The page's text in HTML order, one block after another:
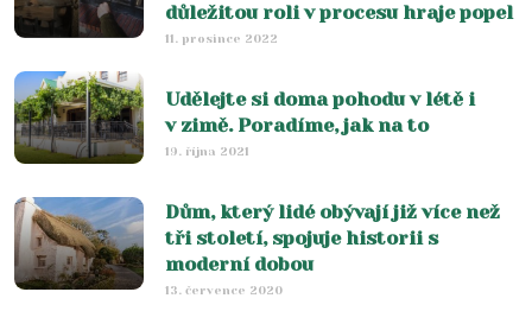
důležitou roli v procesu hraje popel
11. prosince 2022
Udělejte si doma pohodu v létě i
v zimě. Poradíme, jak na to
19. října 2021
Dům, který lidé obývají již více než
tři století, spojuje historii s
moderní dobou
13. července 2020